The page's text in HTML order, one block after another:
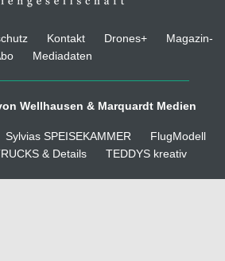
Kontakt Drones+
Magazin-
Mediadaten
Wellhausen & Marquardt Medien
Sylvias SPEISEKAMMER
FlugModell
& Details TEDDYS kreativ